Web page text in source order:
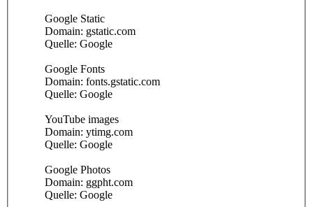
Google Static
Domain: gstatic.com
Quelle: Google
Google Fonts
Domain: fonts.gstatic.com
Quelle: Google
YouTube images
Domain: ytimg.com
Quelle: Google
Google Photos
Domain: ggpht.com
Quelle: Google